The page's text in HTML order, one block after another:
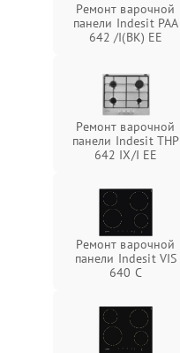
Ремонт варочной
панели Indesit PAA
642 /I(BK) EE
Ремонт варочной
панели Indesit THP
642 IX/I EE
Ремонт варочной
панели Indesit VIS
640 C